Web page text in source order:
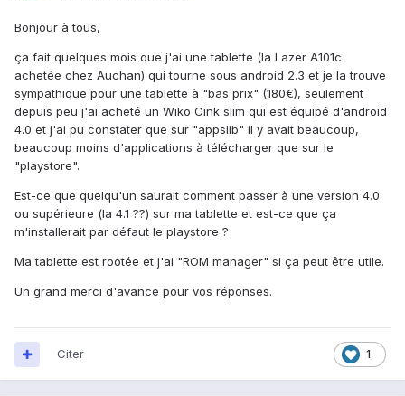
Bonjour à tous,
ça fait quelques mois que j'ai une tablette (la Lazer A101c
achetée chez Auchan) qui tourne sous android 2.3 et je la trouve
sympathique pour une tablette à "bas prix" (180€), seulement
depuis peu j'ai acheté un Wiko Cink slim qui est équipé d'android
4.0 et j'ai pu constater que sur "appslib" il y avait beaucoup,
beaucoup moins d'applications à télécharger que sur le
"playstore".
Est-ce que quelqu'un saurait comment passer à une version 4.0
ou supérieure (la 4.1 ??) sur ma tablette et est-ce que ça
m'installerait par défaut le playstore ?
Ma tablette est rootée et j'ai "ROM manager" si ça peut être utile.
Un grand merci d'avance pour vos réponses.
1
Citer